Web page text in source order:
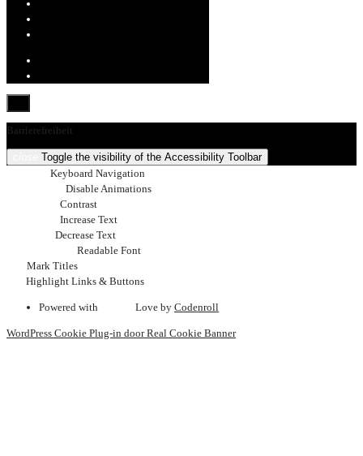
Barrierefreiheit
Toggle the visibility of the Accessibility Toolbar
Keyboard Navigation
Disable Animations
Contrast
Increase Text
Decrease Text
Readable Font
Mark Titles
Highlight Links & Buttons
Powered with Love by Codenroll
WordPress Cookie Plug-in door Real Cookie Banner